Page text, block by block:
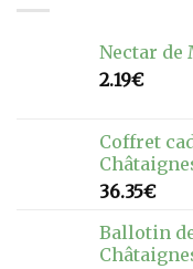
Nectar de
2.19€
Coffret
36.35€
Ballotin